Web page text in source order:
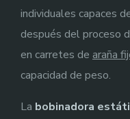
individuales capaces
después del proceso
en carretes de araña
capacidad de peso.
La bobinadora